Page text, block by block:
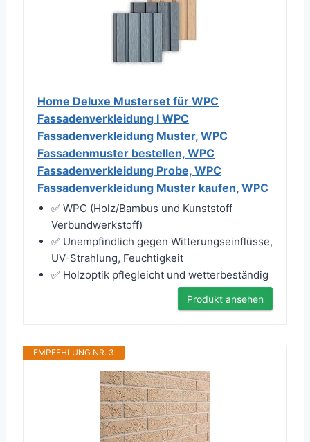
Home Deluxe Musterset für WPC
Fassadenverkleidung I WPC
Fassadenverkleidung Muster, WPC
Fassadenmuster bestellen, WPC
Fassadenverkleidung Probe, WPC
Fassadenverkleidung Muster kaufen, WPC
✅ WPC (Holz/Bambus und Kunststoff
Verbundwerkstoff)
✅ Unempfindlich gegen Witterungseinflüsse,
UV-Strahlung, Feuchtigkeit
✅ Holzoptik pflegleicht und wetterbeständig
Produkt ansehen
EMPFEHLUNG NR. 3